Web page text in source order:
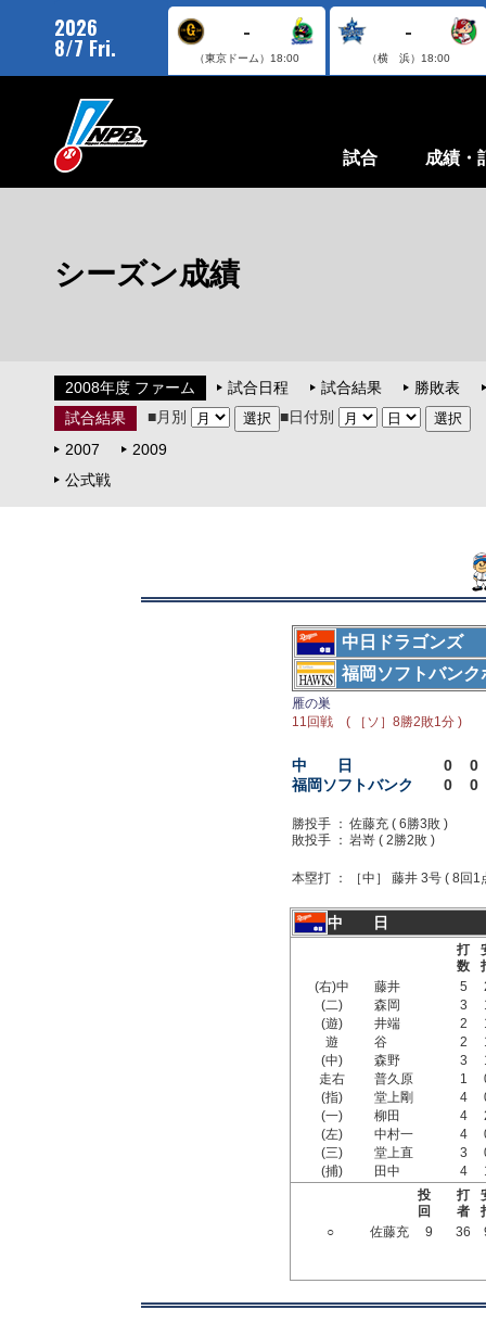
2026
8/7 Fri.
-
（東京ドーム） 18:00
-
（横 浜） 18:00
試合 成績・
シーズン成績
2008年度 ファーム 試合日程 試合結果
勝敗表
試合結果
■月別
■日付別
2007
2009
公式戦
中日ドラゴンズ
福岡ソフトバンク
雁の巣
11回戦 ( ［ソ］8勝2敗1分 )
中 日 0
0
福岡ソフトバンク
0 0
勝投手 ： 佐藤充 ( 6勝3敗 )
敗投手 ： 岩嵜 ( 2勝2敗 )
本塁打 ： ［中］ 藤井 3号 ( 8回1
中 日
打
数
(右)中
藤井 5
(二)
森岡 3
(遊)
井端 2
遊
谷 2
(中)
森野 3
走右
普久原 1
(指)
堂上剛 4
(一)
柳田 4
(左)
中村一 4
(三)
堂上直 3
(捕)
田中 4
投
回
打
者
○
佐藤充 9 36